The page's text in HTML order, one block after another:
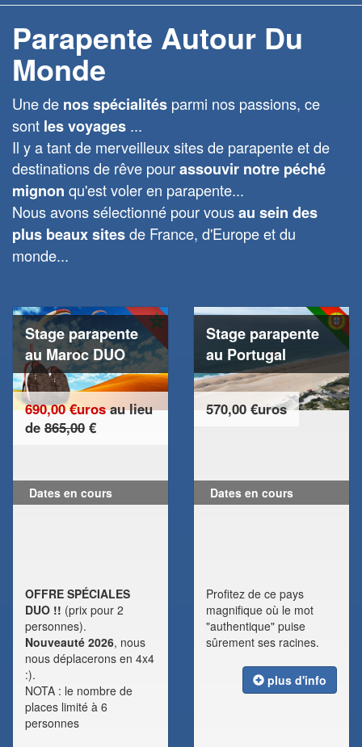
Parapente Autour Du
Monde
Une de nos spécialités parmi nos passions, ce
sont les voyages ...
Il y a tant de merveilleux sites de parapente et de
destinations de rêve pourassouvir notre péché
mignon qu'est voler en parapente...
Nous avons sélectionné pour vousau sein des
plus beaux sitesde France, d'Europe et du
monde...
Stage parapente
au Maroc DUO
690,00 €urosau lieu
de 865,00 €
Dates en cours
OFFRE SPÉCIALES
DUO !! (prix pour 2
personnes).
Nouveauté 2026, nous
nous déplacerons en 4x4
:).
NOTA : le nombre de
places limité à 6
personnes
Stage parapente
au Portugal
570,00 €uros
Dates en cours
Profitez de ce pays
magnifique où le mot
"authentique" puise
sûrement ses racines.
plus d'info